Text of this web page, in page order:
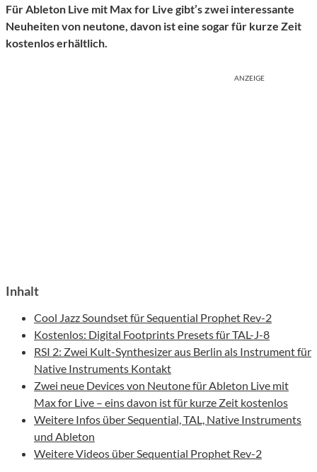
Für Ableton Live mit Max for Live gibt’s zwei interessante
Neuheiten von neutone, davon ist eine sogar für kurze Zeit
kostenlos erhältlich.
ANZEIGE
Inhalt
Cool Jazz Soundset für Sequential Prophet Rev-2
Kostenlos: Digital Footprints Presets für TAL-J-8
RSI 2: Zwei Kult-Synthesizer aus Berlin als Instrument für
Native Instruments Kontakt
Zwei neue Devices von Neutone für Ableton Live mit
Max for Live – eins davon ist für kurze Zeit kostenlos
Weitere Infos über Sequential, TAL, Native Instruments
und Ableton
Weitere Videos über Sequential Prophet Rev-2